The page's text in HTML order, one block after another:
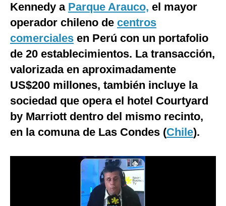
Club del Suscriptor
Mix
G de Gestión
Notas Contratadas
Podcast
Gestión TV
Videos
Kennedy a Parque Arauco, el mayor
operador chileno de centros
comerciales en Perú con un portafolio
de 20 establecimientos. La transacción,
valorizada en aproximadamente
US$200 millones, también incluye la
sociedad que opera el hotel Courtyard
by Marriott dentro del mismo recinto,
en la comuna de Las Condes (Chile).